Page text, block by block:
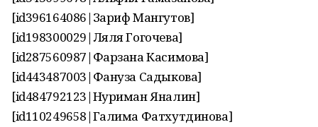
[id396164086|Зариф Мангутов]
[id198300029|Ляля Гогочева]
[id287560987|Фарзана Касимова]
[id443487003|Фануза Садыкова]
[id484792123|Нуриман Яналин]
[id110249658|Галима Фатхутдинова]